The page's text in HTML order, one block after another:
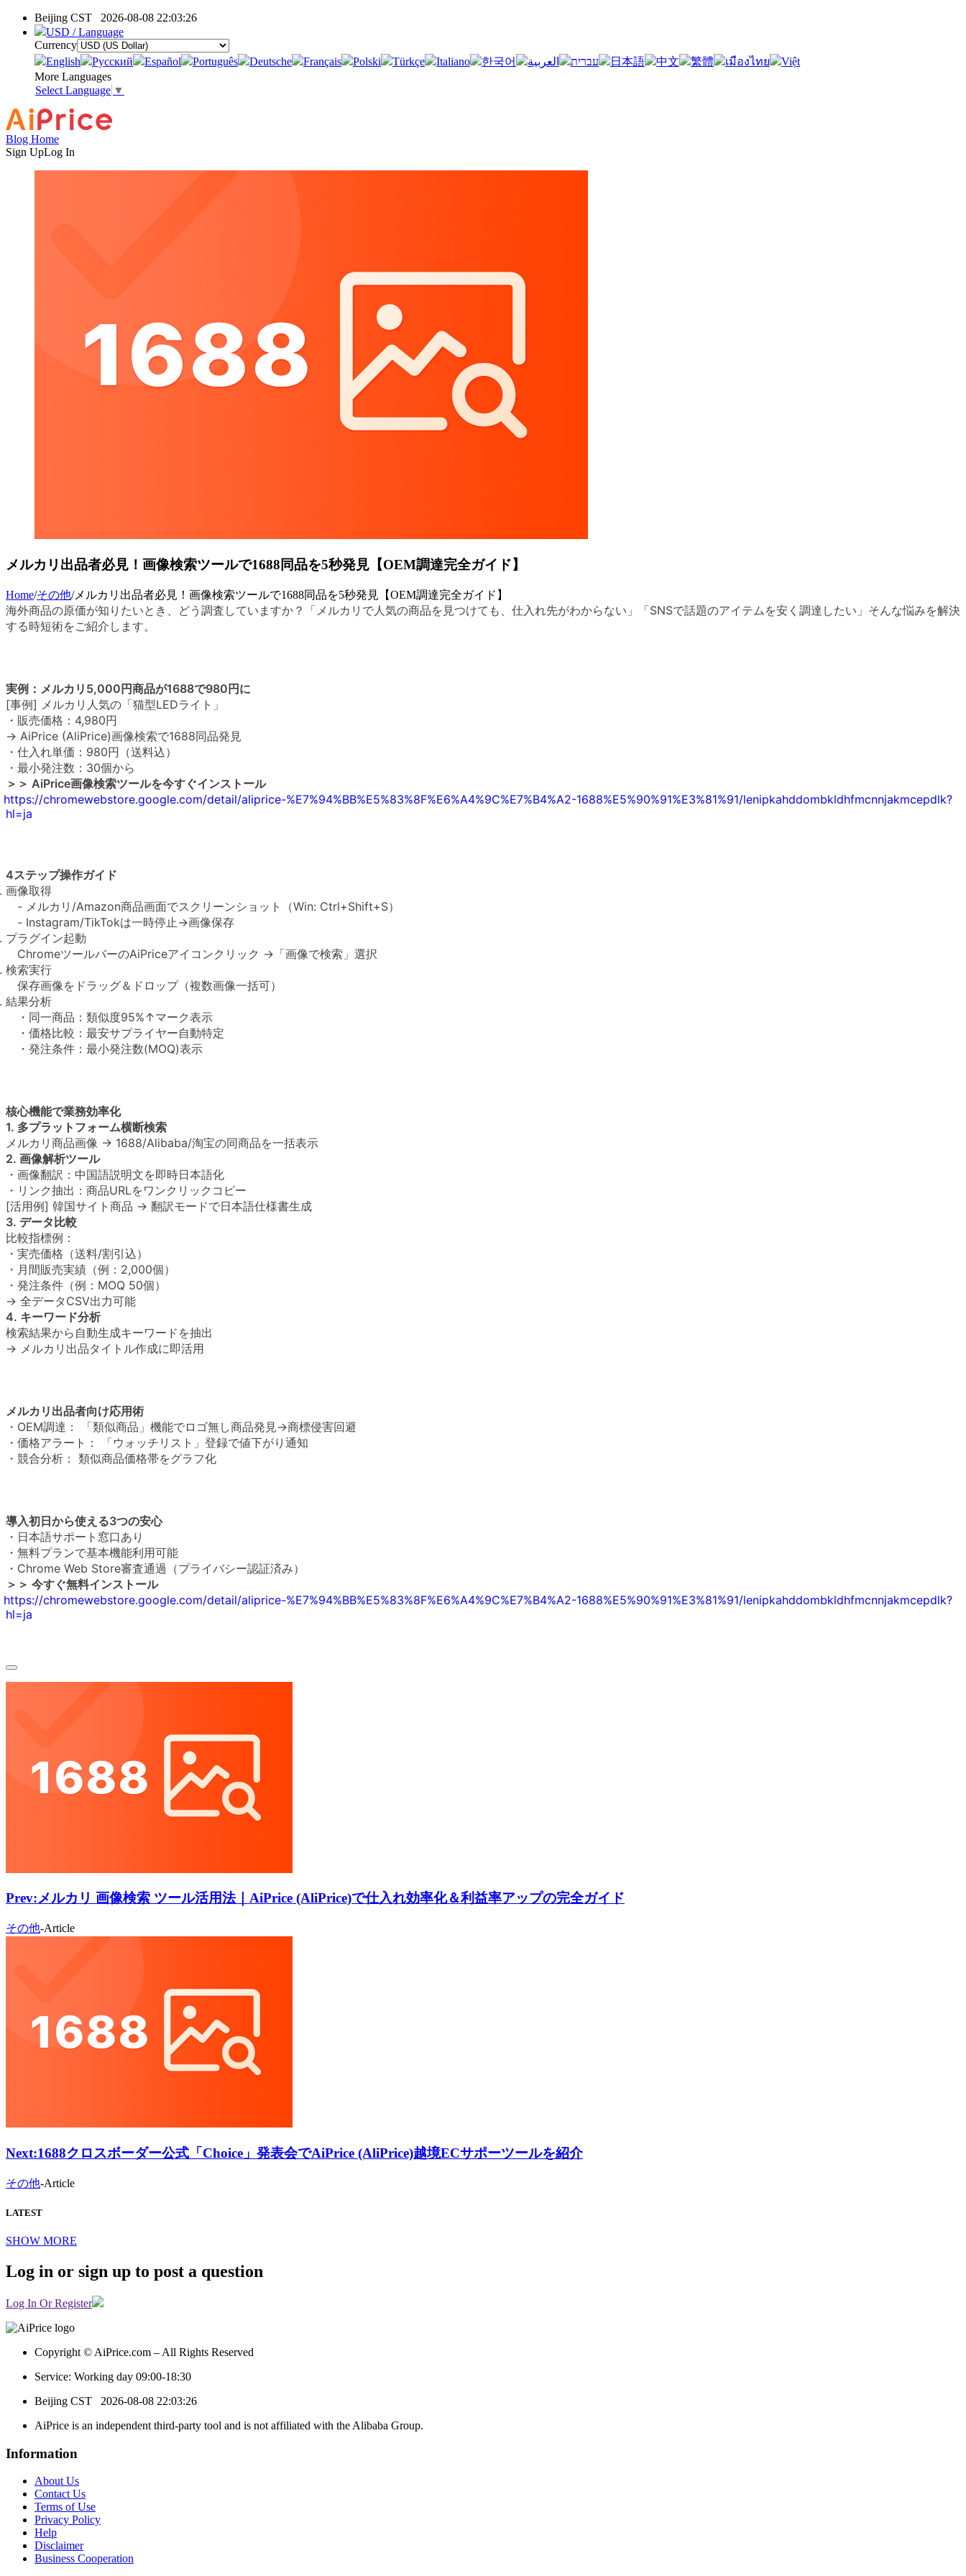
Beijing CST 2026-08-08 22:03:26
USD / Language
Currency
English
Pусский Español Português Deutsche Français Polski Türkçe Italiano 한국어 עברית العربية 日本語 中文 繁體 เมืองไทย
Việt
More Languages
Select Language ▼
Blog Home
Sign UpLog In
メルカリ出品者必見！画像検索ツールで1688同品を5秒発見【OEM調達完全ガイド】
Home/その他/メルカリ出品者必見！画像検索ツールで1688同品を5秒発見【OEM調達完全ガイド】
海外商品の原価が知りたいとき、どう調査していますか？「メルカリで人気の商品を見つけても、仕入れ先がわからない」「SNSで話題のアイテムを安く調達したい」そんな悩みを解決
する時短術をご紹介します。
実例：メルカリ5,000円商品が1688で980円に
[事例] メルカリ人気の「猫型LEDライト」
・販売価格：4,980円
→ AiPrice (AliPrice)画像検索で1688同品発見
・仕入れ単価：980円（送料込）
・最小発注数：30個から
＞＞ AiPrice画像検索ツールを今すぐインストール
https://chromewebstore.google.com/detail/aliprice-%E7%94%BB%E5%83%8F%E6%A4%9C%E7%B4%A2-1688%E5%90%91%E3%81%91/lenipkahddombkldhfmcnnjakmcepdlk?
hl=ja
4ステップ操作ガイド
画像取得
- メルカリ/Amazon商品画面でスクリーンショット（Win: Ctrl+Shift+S）
- Instagram/TikTokは一時停止→画像保存
プラグイン起動
ChromeツールバーのAiPriceアイコンクリック →「画像で検索」選択
検索実行
保存画像をドラッグ＆ドロップ（複数画像一括可）
結果分析
・同一商品：類似度95%↑マーク表示
・価格比較：最安サプライヤー自動特定
・発注条件：最小発注数(MOQ)表示
核心機能で業務効率化
1. 多プラットフォーム横断検索
メルカリ商品画像 → 1688/Alibaba/淘宝の同商品を一括表示
2. 画像解析ツール
・画像翻訳：中国語説明文を即時日本語化
・リンク抽出：商品URLをワンクリックコピー
[活用例] 韓国サイト商品 → 翻訳モードで日本語仕様書生成
3. データ比較
比較指標例：
・実売価格（送料/割引込）
・月間販売実績（例：2,000個）
・発注条件（例：MOQ 50個）
→ 全データCSV出力可能
4. キーワード分析
検索結果から自動生成キーワードを抽出
→ メルカリ出品タイトル作成に即活用
メルカリ出品者向け応用術
・OEM調達： 「類似商品」機能でロゴ無し商品発見→商標侵害回避
・価格アラート： 「ウォッチリスト」登録で値下がり通知
・競合分析： 類似商品価格帯をグラフ化
導入初日から使える3つの安心
・日本語サポート窓口あり
・無料プランで基本機能利用可能
・Chrome Web Store審査通過（プライバシー認証済み）
＞＞ 今すぐ無料インストール
https://chromewebstore.google.com/detail/aliprice-%E7%94%BB%E5%83%8F%E6%A4%9C%E7%B4%A2-1688%E5%90%91%E3%81%91/lenipkahddombkldhfmcnnjakmcepdlk?
hl=ja
Prev:メルカリ 画像検索 ツール活用法｜AiPrice (AliPrice)で仕入れ効率化＆利益率アップの完全ガイド
その他-Article
Next:1688クロスボーダー公式「Choice」発表会でAiPrice (AliPrice)越境ECサポーツールを紹介
その他-Article
LATEST
SHOW MORE
Log in or sign up to post a question
Log In Or Register
Copyright © AiPrice.com – All Rights Reserved
Service: Working day 09:00-18:30
Beijing CST 2026-08-08 22:03:26
AiPrice is an independent third-party tool and is not affiliated with the Alibaba Group.
Information
About Us
Contact Us
Terms of Use
Privacy Policy
Help
Disclaimer
Business Cooperation